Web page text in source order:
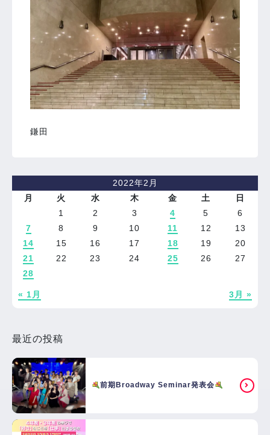
鎌田
2022年2月
月
火 水 木 金 土 日
« 1月 3月 »
1 2 3 4 5
6
7
8 9 10 11 12
13
14
15 16 17 18 19
20
21
22 23 24 25 26
27
28
最近の投稿
前期Broadway Seminar発表会